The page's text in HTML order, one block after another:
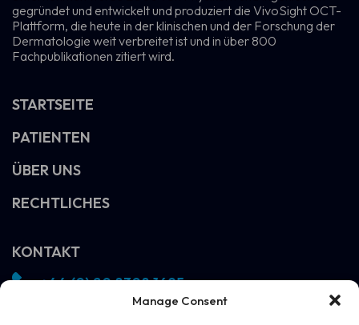
Manage Consent
gegründet und entwickelt und produziert die VivoSight OCT-
Plattform, die heute in der klinischen und der Forschung der
Dermatologie weit verbreitet ist und in über 800
Fachpublikationen zitiert wird.
STARTSEITE
PATIENTEN
ÜBER UNS
RECHTLICHES
KONTAKT
+44 (0) 20 8308 1695
info@vivosight.com